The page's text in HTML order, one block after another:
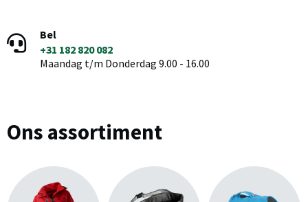
Bel
+31 182 820 082
Maandag t/m Donderdag 9.00 - 16.00
Ons assortiment